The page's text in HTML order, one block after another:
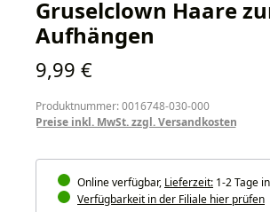
Gruselclown Haare
Aufhängen
Regulärer Preis:
9,99 €
Produktnummer: 0016748-030-000
Preise inkl. MwSt. zzgl. Versandkosten
Online verfügbar, Lieferzeit: 1-2 Tage
Verfügbarkeit in der Filiale hier prüfen